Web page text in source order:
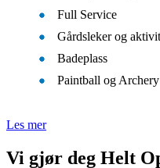
Full Service
Gårdsleker og
Badeplass
Paintball og
Les mer
Vi gjør deg Helt